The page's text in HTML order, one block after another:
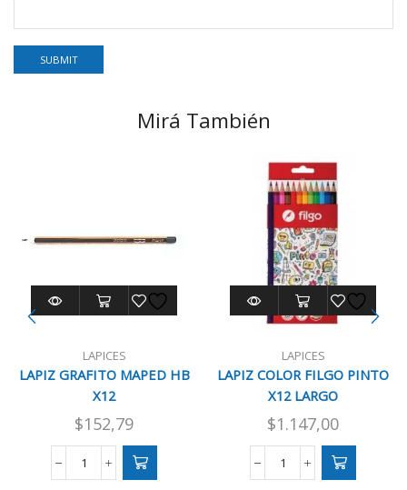
Mirá También
LAPICES
LAPIZ GRAFITO MAPED HB
X12
$152,79
LAPIZ
LAPICES
LAPIZ COLOR FILGO PINTO
X12 LARGO
$1.147,00
LAPIZ